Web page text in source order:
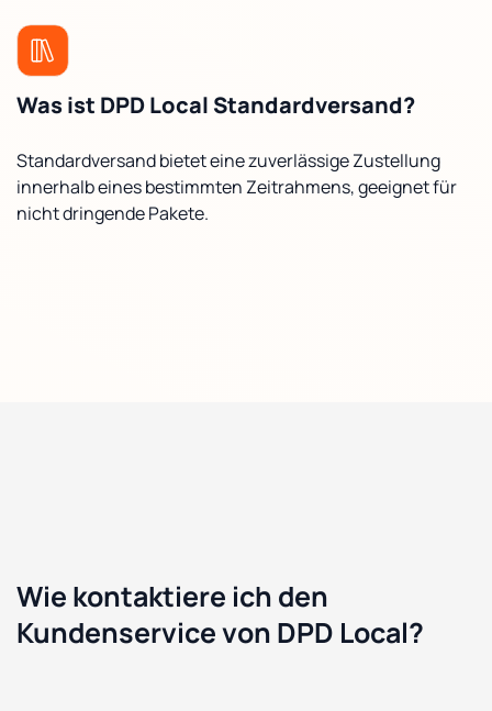
Was ist DPD Local Standardversand?
Standardversand bietet eine zuverlässige Zustellung
innerhalb eines bestimmten Zeitrahmens, geeignet für
nicht dringende Pakete.
Wie kontaktiere ich den
Kundenservice von DPD Local?